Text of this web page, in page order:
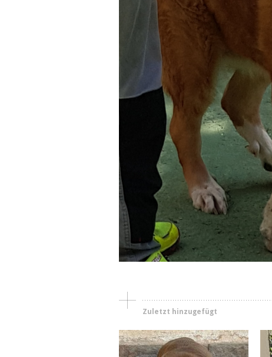
Zuletzt hinzugefügt
Hündinnen
Peggy